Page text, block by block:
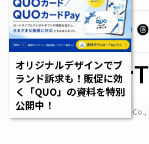
Copyright SENDENKAIGI
オリジナルデザインでブ
ランド訴求も！販促に効
く「QUO」の資料を特別
公開中！